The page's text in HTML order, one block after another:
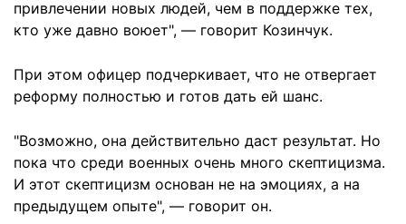
привлечении новых людей, чем в поддержке тех,
кто уже давно воюет", — говорит Козинчук.
При этом офицер подчеркивает, что не отвергает
реформу полностью и готов дать ей шанс.
"Возможно, она действительно даст результат. Но
пока что среди военных очень много скептицизма.
И этот скептицизм основан не на эмоциях, а на
предыдущем опыте", — говорит он.